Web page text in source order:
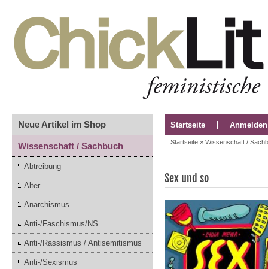
Neue Artikel im Shop
Wissenschaft / Sachbuch
Abtreibung
Alter
Anarchismus
Anti-/Faschismus/NS
Anti-/Rassismus / Antisemitismus
Anti-/Sexismus
Startseite Anmelden
Startseite » Wissenschaft /
Sex und so